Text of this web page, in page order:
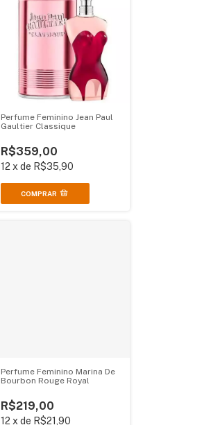
Perfume Feminino Jean Paul
Gaultier Classique
R$359,00
12 xde R$35,90
Perfume Feminino Marina De
Bourbon Rouge Royal
R$219,00
12 x de R$21,90